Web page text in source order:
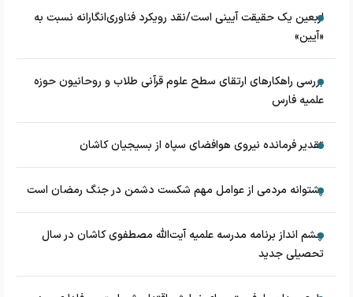
اربعین یک حقیقت آیینی است/نقد رویکرد فناوری‌انگارانه نسبت به
«آیین»
بررسی راهکارهای ارتقای سطح علوم قرآنی طلاب و روحانیون حوزه
علمیه فارس
تقدیر فرمانده نیروی هوافضای سپاه از بسیجیان کاشان
پشتوانه مردمی از عوامل مهم شکست دشمن در جنگ رمضان است
چشم‌ انداز برنامه مدرسه علمیه آیت‌الله مصطفوی کاشان در سال
تحصیلی جدید